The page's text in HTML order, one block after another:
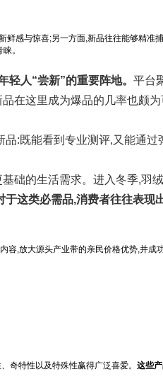
鲜感与惊喜;另一方面,新品往往能够精准
。
轻人“尝新”的重要阵地。 平台
在这里成为爆品的几率也颇
:既能看到专业测评,又能通过
础的生活需求。进入冬季,羽
于这类必需品,消费者往往表现
容,放大源头产业带的亲民价格优势,并成
奇特性以及特殊性赢得广泛喜爱。 这些